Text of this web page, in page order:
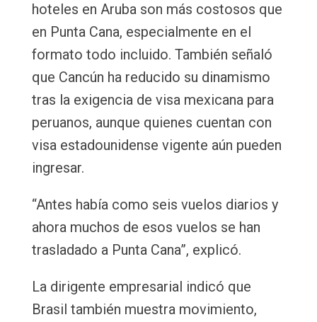
hoteles en Aruba son más costosos que
en Punta Cana, especialmente en el
formato todo incluido. También señaló
que Cancún ha reducido su dinamismo
tras la exigencia de visa mexicana para
peruanos, aunque quienes cuentan con
visa estadounidense vigente aún pueden
ingresar.
“Antes había como seis vuelos diarios y
ahora muchos de esos vuelos se han
trasladado a Punta Cana”, explicó.
La dirigente empresarial indicó que
Brasil también muestra movimiento,